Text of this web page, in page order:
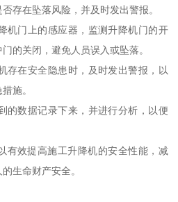
存在坠落风险，并及时发出警报。
机门上的感应器，监测升降机门的开
的关闭，避免人员误入或坠落。
存在安全隐患时，及时发出警报，以
施。
的数据记录下来，并进行分析，以便
有效提高施工升降机的安全性能，减
生命财产安全。